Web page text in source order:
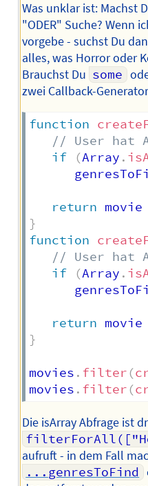
Was unklar ist: Machst
"ODER" Suche? Wenn
vorgebe - suchst Du
alles, was Horror oder
Brauchst Du some
zwei Callback-
function
// User hat
if
(Array .
return movie
}
function
// User hat
if
(Array .
return movie
}
movies . filter (
movies . filter (
Die isArray Abfrage ist
aufruft - in dem Fall
...genresToFind